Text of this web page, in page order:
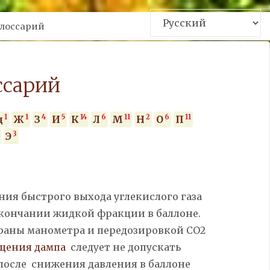
1 Ж 1 З 4 И 5 К 14 Л 6 М 11 Н 2 О 6 П 11
Э3
быстрого выхода углекислого газа
жидкой фракции в баллоне.
манометра и передозировкой СО2
дампаследует не допускать
снижения давления в баллоне